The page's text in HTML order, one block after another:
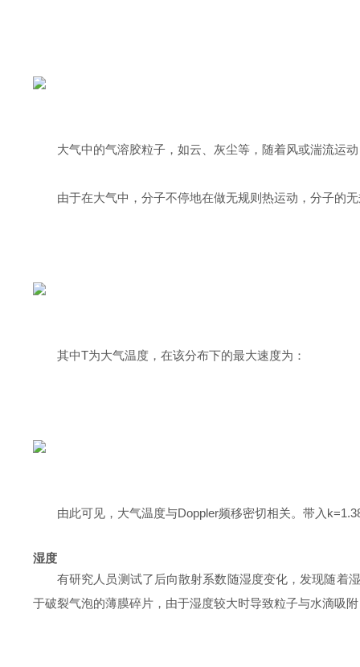
大气中的气溶胶粒子，如云、灰尘等，随着风或湍流运
由于在大气中，分子不停地在做无规则热运动，分子的
其中T为大气温度，在该分布下的最大速度为：
由此可见，大气温度与Doppler频移密切相关。带入 k
湿度
有研究人员测试了后向散射系数随湿度变化，发现随着
于破裂气泡的薄膜碎片，由于湿度较大时导致粒子与水滴吸